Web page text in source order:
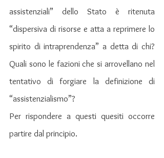
assistenziali” dello Stato è ritenuta
“dispersiva di risorse e atta a reprimere lo
spirito di intraprendenza” a detta di chi?
Quali sono le fazioni che si arrovellano nel
tentativo di forgiare la definizione di
“assistenzialismo”?
Per rispondere a questi quesiti occorre
partire dal principio.